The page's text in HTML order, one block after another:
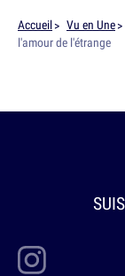
Accueil Vu en Une
l'amour de l'étrange